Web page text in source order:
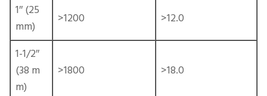
1″ (25
mm)
>1200 >12.0
1-1/2″
(38 m
m)
>1800 >18.0